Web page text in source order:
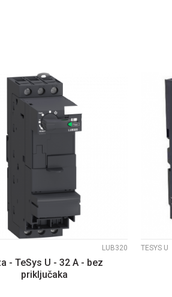
UPOREDI
LUB320
- TeSys U - 32 A - bez
priključaka
TESYS U